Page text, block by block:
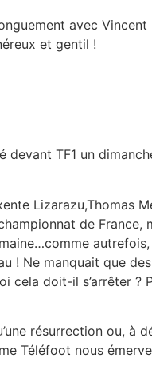
avec
et gentil !
TF1 un
Lizarazu,Thomas
de
autrefois,
! Ne manquait que
cela doit-il s’arrêter ?
résurrection ou, à
Téléfoot nous